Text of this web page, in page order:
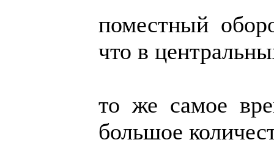
поместный
что в
то же самое
большое